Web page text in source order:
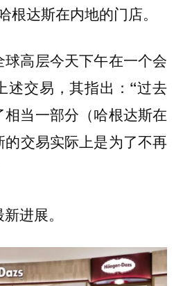
根达斯在内地的门店。
高层今天下午在一个会
交易，其指出： “过去
相当一部分 （哈根达斯在
的交易实际上是为了不再
进展。